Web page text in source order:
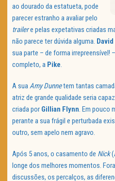
ao dourado da estatueta, pode
parecer estranho a avaliar pelo
trailere pelas expetativas criadas
não parece ter dúvida alguma.
sua parte – de forma irrepreensível!
completo, a Pike.
A suaAmy Dunnetem tantas
atriz de grande qualidade seria
criada por Gillian Flynn. Em pouco
perante a sua frágil e perturbada
outro, sem apelo nem agravo.
Após 5 anos, o casamento de Nick(
longe dos melhores momentos.
discussões, os percalços, as